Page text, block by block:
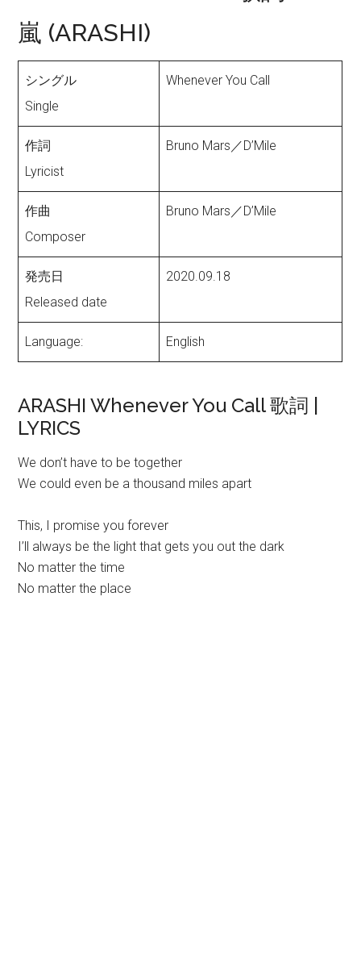
嵐 (ARASHI)
シングル
Single
Whenever You Call
作詞
Lyricist
Bruno Mars／D’Mile
作曲
Composer
Bruno Mars／D’Mile
発売日
Released date
2020.09.18
Language: English
ARASHI Whenever You Call 歌詞 |
LYRICS
We don’t have to be together
We could even be a thousand miles apart
This, I promise you forever
I’ll always be the light that gets you out the dark
No matter the time
No matter the place